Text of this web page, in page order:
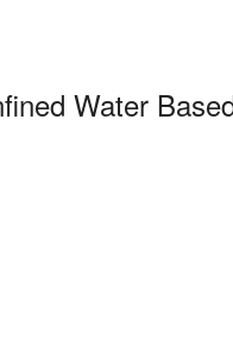
Water